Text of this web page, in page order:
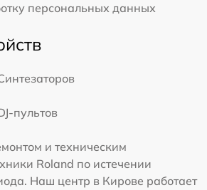
персональных данных
пультов
и техническим
Roland по истечении
Наш центр в Кирове работает